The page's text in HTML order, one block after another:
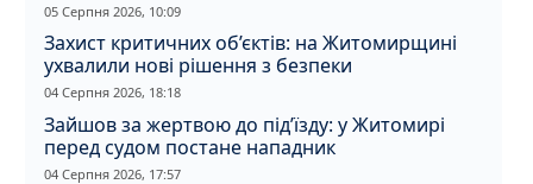
05 Серпня 2026, 10:09
Захист критичних об’єктів: на Житомирщині
ухвалили нові рішення з безпеки
04 Серпня 2026, 18:18
Зайшов за жертвою до під’їзду: у Житомирі
перед судом постане нападник
04 Серпня 2026, 17:57